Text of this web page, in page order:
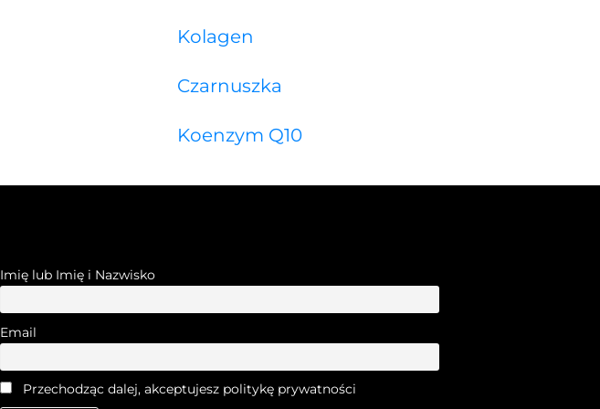
Kolagen
Czarnuszka
Koenzym Q10
Imię lub Imię i Nazwisko
Email
Przechodząc dalej, akceptujesz politykę prywatności